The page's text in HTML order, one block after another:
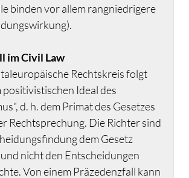
binden vor allem rangniedrigere
im Civil Law
Rechtskreis folgt
positivistischen Ideal des
d. h. dem Primat des Gesetzes
Rechtsprechung. Die Richter sind
dem Gesetz
nicht den Entscheidungen
Von einem Präzedenzfall kann